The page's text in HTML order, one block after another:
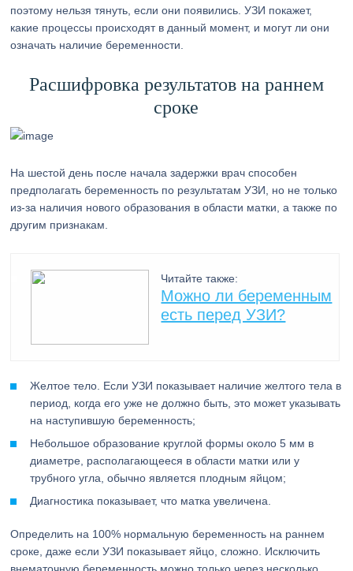
поэтому нельзя тянуть, если они появились. УЗИ покажет,
какие процессы происходят в данный момент, и могут ли они
означать наличие беременности.
Расшифровка результатов на раннем
сроке
На шестой день после начала задержки врач способен
предполагать беременность по результатам УЗИ, но не только
из-за наличия нового образования в области матки, а также по
другим признакам.
Читайте также:
Можно ли беременным
есть перед УЗИ?
Желтое тело. Если УЗИ показывает наличие желтого тела в
период, когда его уже не должно быть, это может указывать
на наступившую беременность;
Небольшое образование круглой формы около 5 мм в
диаметре, располагающееся в области матки или у
трубного угла, обычно является плодным яйцом;
Диагностика показывает, что матка увеличена.
Определить на 100% нормальную беременность на раннем
сроке, даже если УЗИ показывает яйцо, сложно. Исключить